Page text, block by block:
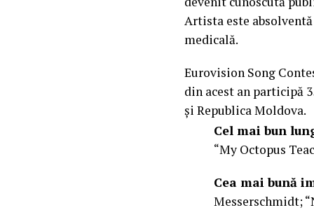
Cel mai bun
“My Octopus
Cea mai bună
Messerschmidt;
Artista este
medicală.
Eurovision Song
din acest an participă
și Republica Moldova.